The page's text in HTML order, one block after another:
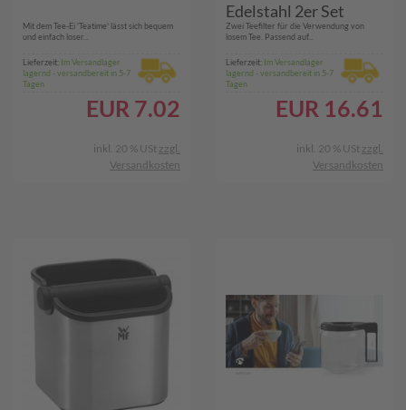
Mit dem Tee-Ei 'Teatime' lässt sich bequem
und einfach loser...
Lieferzeit: Im Versandlager
lagernd - versandbereit in 5-7
Tagen
EUR 7.02
inkl. 20 % USt zzgl.
Versandkosten
Edelstahl 2er Set
Zwei Teefilter für die Verwendung von
losem Tee. Passend auf...
Lieferzeit: Im Versandlager
lagernd - versandbereit in 5-7
Tagen
EUR 16.61
inkl. 20 % USt zzgl.
Versandkosten